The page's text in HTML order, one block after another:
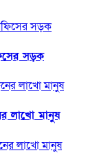
সড়ক
লাখো মানুষ